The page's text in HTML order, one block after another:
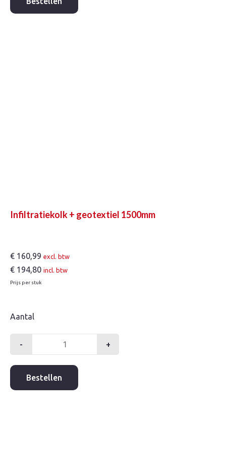
aantal
Infiltratiekolk + geotextiel 1500mm
€ 160,99 excl. btw
€ 194,80 incl. btw
Prijs per stuk
Aantal
-
+
geotextiel
1500mm
+
Bestellen